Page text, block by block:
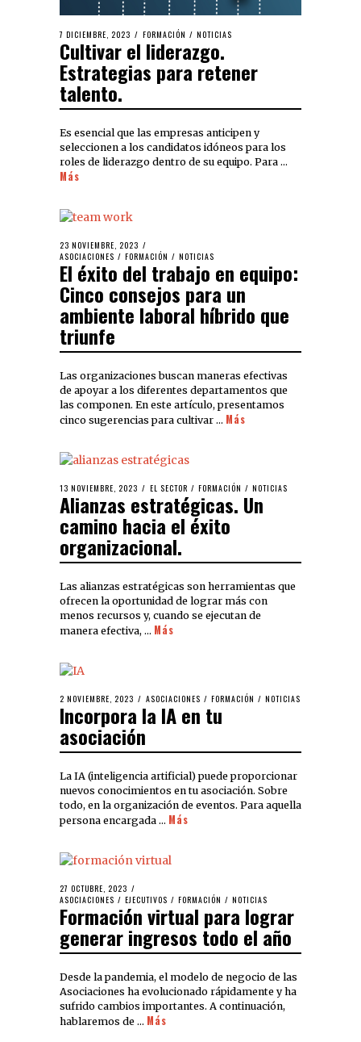
7 DICIEMBRE, 2023 FORMACIÓN / NOTICIAS
Cultivar el liderazgo.
Estrategias para retener
talento.
Es esencial que las empresas anticipen y
seleccionen a los candidatos idóneos para los
roles de liderazgo dentro de su equipo. Para …
Más
23 NOVIEMBRE, 2023
ASOCIACIONES / FORMACIÓN / NOTICIAS
El éxito del trabajo en equipo:
Cinco consejos para un
ambiente laboral híbrido que
triunfe
Las organizaciones buscan maneras efectivas
de apoyar a los diferentes departamentos que
las componen. En este artículo, presentamos
cinco sugerencias para cultivar … Más
13 NOVIEMBRE, 2023 EL SECTOR / FORMACIÓN / NOTICIAS
Alianzas estratégicas. Un
camino hacia el éxito
organizacional.
Las alianzas estratégicas son herramientas que
ofrecen la oportunidad de lograr más con
menos recursos y, cuando se ejecutan de
manera efectiva, … Más
2 NOVIEMBRE, 2023 ASOCIACIONES / FORMACIÓN / NOTICIAS
Incorpora la IA en tu
asociación
La IA (inteligencia artificial) puede proporcionar
nuevos conocimientos en tu asociación. Sobre
todo, en la organización de eventos. Para aquella
persona encargada … Más
27 OCTUBRE, 2023
ASOCIACIONES / EJECUTIVOS / FORMACIÓN / NOTICIAS
Formación virtual para lograr
generar ingresos todo el año
Desde la pandemia, el modelo de negocio de las
Asociaciones ha evolucionado rápidamente y ha
sufrido cambios importantes. A continuación,
hablaremos de … Más